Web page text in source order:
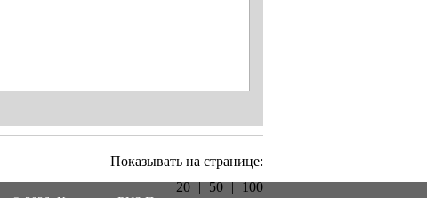
Показывать на странице:
20 | 50 | 100